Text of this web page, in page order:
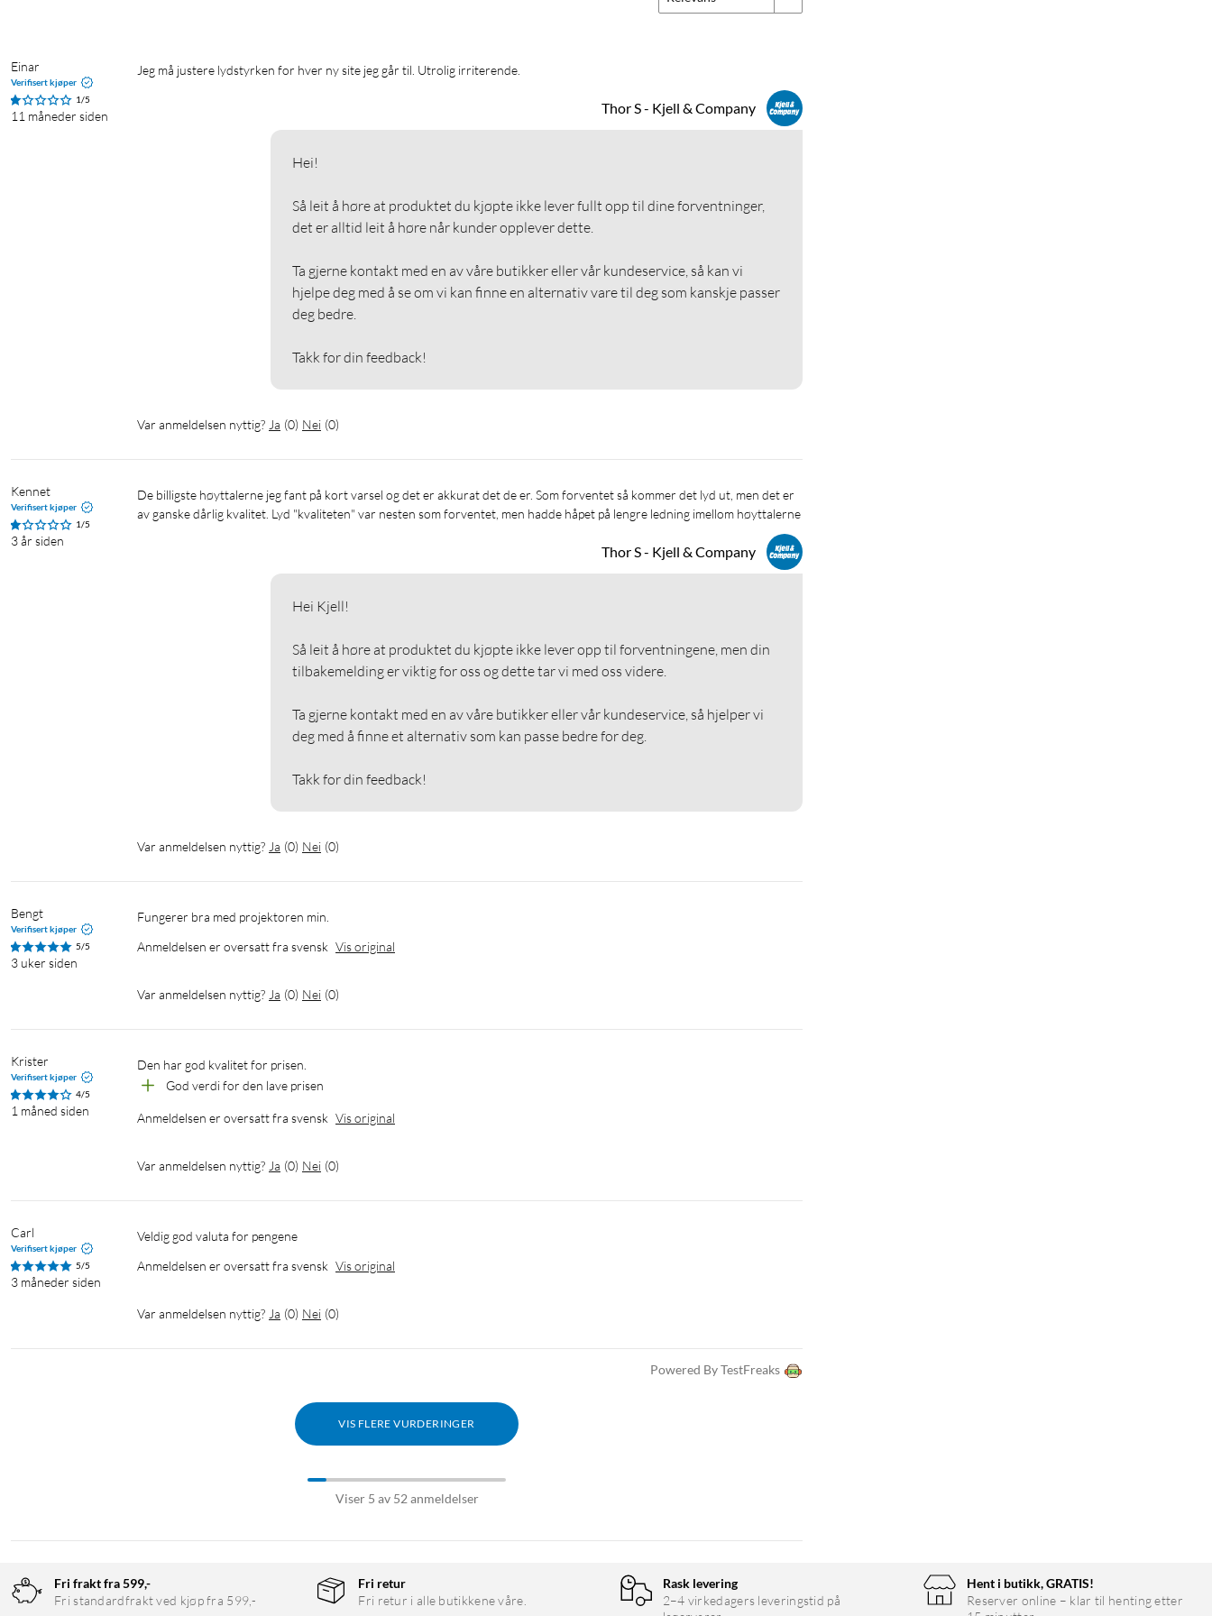
Einar
Verifisert kjøper
1/5
11 måneder siden
Jeg må justere lydstyrken for hver ny site jeg går til. Utrolig irriterende.
Thor S - Kjell & Company
Hei!
Så leit å høre at produktet du kjøpte ikke lever fullt opp til dine forventninger,
det er alltid leit å høre når kunder opplever dette.
Ta gjerne kontakt med en av våre butikker eller vår kundeservice, så kan vi
hjelpe deg med å se om vi kan finne en alternativ vare til deg som kanskje passer
deg bedre.
Takk for din feedback!
Var anmeldelsen nyttig? Ja (0) Nei (0)
Kennet
Verifisert kjøper
1/5
3 år siden
De billigste høyttalerne jeg fant på kort varsel og det er akkurat det de er. Som forventet så kommer det lyd ut, men det er
av ganske dårlig kvalitet. Lyd "kvaliteten" var nesten som forventet, men hadde håpet på lengre ledning imellom høyttalerne
Thor S - Kjell & Company
Hei Kjell!
Så leit å høre at produktet du kjøpte ikke lever opp til forventningene, men din
tilbakemelding er viktig for oss og dette tar vi med oss videre.
Ta gjerne kontakt med en av våre butikker eller vår kundeservice, så hjelper vi
deg med å finne et alternativ som kan passe bedre for deg.
Takk for din feedback!
Var anmeldelsen nyttig? Ja (0) Nei (0)
Bengt
Verifisert kjøper
5/5
3 uker siden
fungerer bra med projektoren min.
Anmeldelsen er oversatt fra svensk Vis original
Var anmeldelsen nyttig? Ja (0) Nei (0)
Krister
Verifisert kjøper
4/5
1 måned siden
Den har god kvalitet for prisen.
God verdi for den lave prisen
Anmeldelsen er oversatt fra svensk Vis original
Var anmeldelsen nyttig? Ja (0) Nei (0)
Carl
Verifisert kjøper
5/5
3 måneder siden
Veldig god valuta for pengene
Anmeldelsen er oversatt fra svensk Vis original
Var anmeldelsen nyttig? Ja (0) Nei (0)
Powered By TestFreaks
VIS FLERE VURDERINGER
Viser 5 av 52 anmeldelser
Fri frakt fra 599,-
Fri standardfrakt ved kjøp fra 599,-
Fri retur
Fri retur i alle butikkene våre.
Rask levering
2–4 virkedagers leveringstid på
Hent i butikk, GRATIS!
Reserver online – klar til henting etter